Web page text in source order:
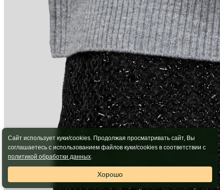
Сайт использует куки/cookies. Продолжая просматривать сайт, Вы
соглашаетесь с использованием файлов куки/cookies в соответствии с
политикой обработки данных.
Хорошо